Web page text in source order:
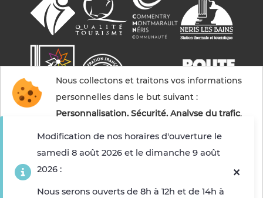
© 2026 Commentry, Montmarault, Néris-les-bains
Modification de nos horaires d'ouverture le
samedi 8 août 2026 et le dimanche 9 août
2026 :
Nous serons ouverts de 8h à 12h et de 14h à
Nous collectons et traitons vos informations
personnelles dans le but suivant :
Personnalisation, Sécurité, Analyse du trafic.
Accepter
Refuser